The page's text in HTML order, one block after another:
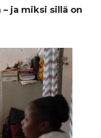
ja miksi sillä on